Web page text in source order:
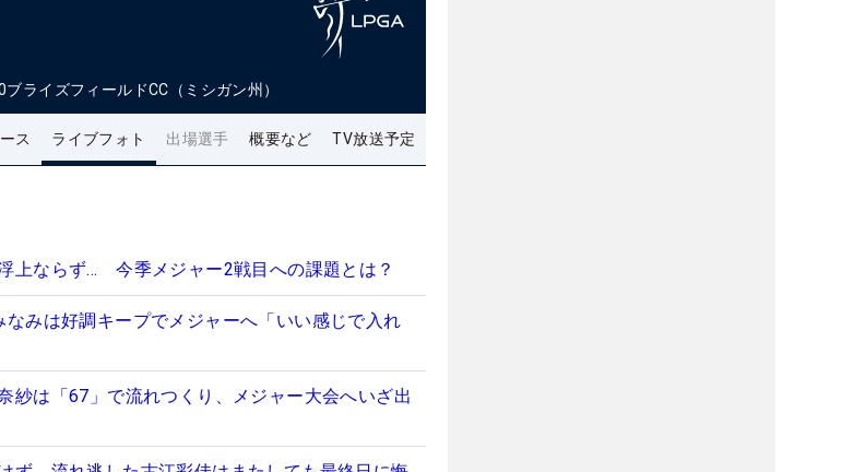
ブライズフィールドCC（ミシガン州）
ス ライブフォト 出場選手 概要など TV放送予定
上ならず… 今季メジャー2戦目への課題とは？
みは好調キープでメジャーへ「いい感じで入れ
は「67」で流れつくり、メジャー大会へいざ出